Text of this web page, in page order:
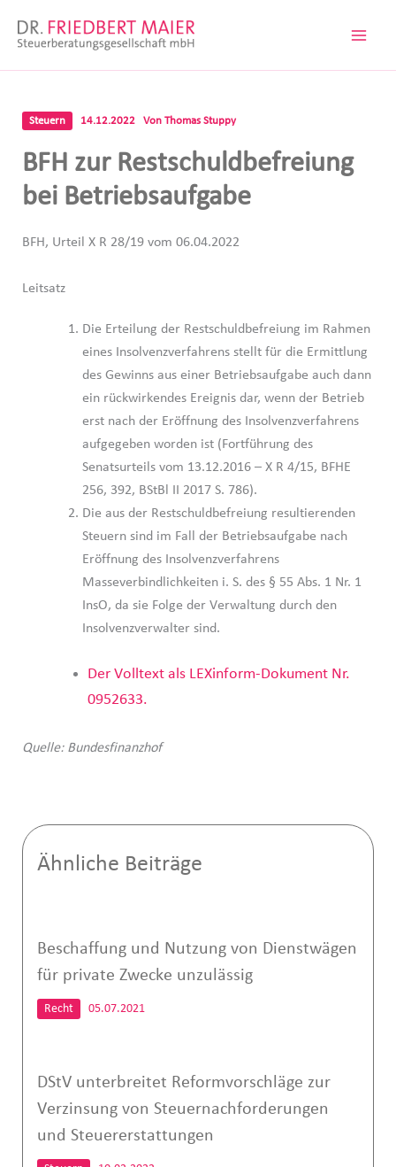
Inhalt
Steuern 14.12.2022 Von Thomas Stuppy
BFH zur Restschuldbefreiung
bei Betriebsaufgabe
BFH, Urteil X R 28/19 vom 06.04.2022
Leitsatz
Die Erteilung der Restschuldbefreiung im Rahmen
eines Insolvenzverfahrens stellt für die Ermittlung
des Gewinns aus einer Betriebsaufgabe auch dann
ein rückwirkendes Ereignis dar, wenn der Betrieb
erst nach der Eröffnung des Insolvenzverfahrens
aufgegeben worden ist (Fortführung des
Senatsurteils vom 13.12.2016 – X R 4/15, BFHE
256, 392, BStBl II 2017 S. 786).
Die aus der Restschuldbefreiung resultierenden
Steuern sind im Fall der Betriebsaufgabe nach
Eröffnung des Insolvenzverfahrens
Masseverbindlichkeiten i. S. des § 55 Abs. 1 Nr. 1
InsO, da sie Folge der Verwaltung durch den
Insolvenzverwalter sind.
Der Volltext als LEXinform-Dokument Nr.
0952633.
Quelle: Bundesfinanzhof
Ähnliche Beiträge
Beschaffung und Nutzung von Dienstwägen
für private Zwecke unzulässig
Recht 05.07.2021
DStV unterbreitet Reformvorschläge zur
Verzinsung von Steuernachforderungen
und Steuererstattungen